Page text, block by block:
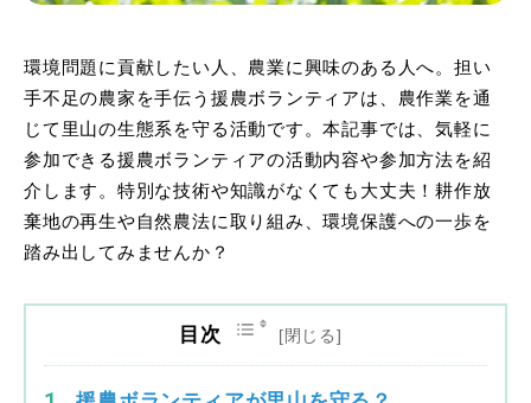
環境問題に貢献したい人、農業に興味のある人へ。担い
手不足の農家を手伝う援農ボランティアは、農作業を通
じて里山の生態系を守る活動です。本記事では、気軽に
参加できる援農ボランティアの活動内容や参加方法を紹
介します。特別な技術や知識がなくても大丈夫！耕作放
棄地の再生や自然農法に取り組み、環境保護への一歩を
踏み出してみませんか？
目次